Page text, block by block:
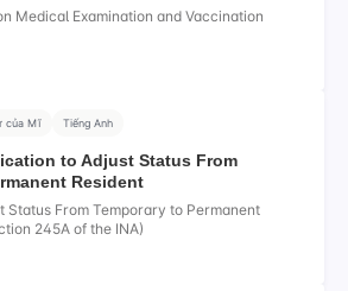
Medical Examination and Vaccination
của Mĩ Tiếng Anh
to Adjust Status From
Resident
Status From Temporary to Permanent
245A of the INA)